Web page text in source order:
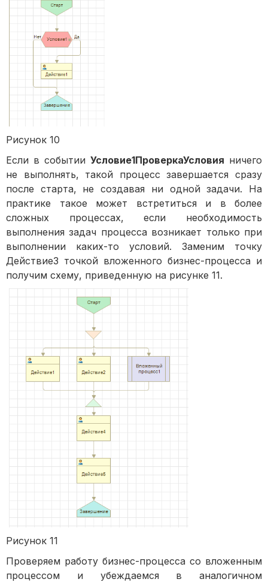
Рисунок 10
Если в событии Условие1ПроверкаУсловия ничего
не выполнять, такой процесс завершается сразу
после старта, не создавая ни одной задачи. На
практике такое может встретиться и в более
сложных процессах, если необходимость
выполнения задач процесса возникает только при
выполнении каких-то условий. Заменим точку
Действие3 точкой вложенного бизнес-процесса и
получим схему, приведенную на рисунке 11.
Рисунок 11
Проверяем работу бизнес-процесса со вложенным
процессом и убеждаемся в аналогичном